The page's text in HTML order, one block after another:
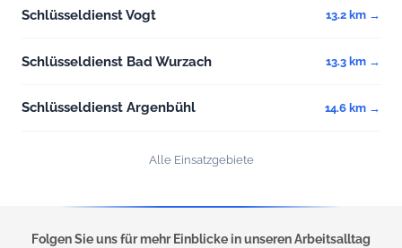
Schlüsseldienst Vogt 13.2 km →
Schlüsseldienst Bad Wurzach 13.3 km →
Schlüsseldienst Argenbühl 14.6 km →
Alle Einsatzgebiete
Folgen Sie uns für mehr Einblicke in unseren Arbeitsalltag